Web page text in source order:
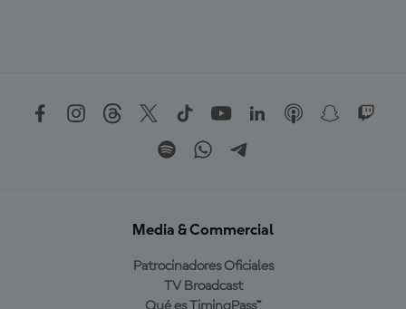
Media & Commercial
Patrocinadores Oficiales
TV Broadcast